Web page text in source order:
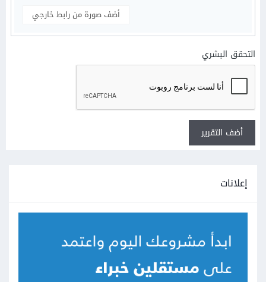
أضف صورة من رابط خارجي
التحقق البشري
أضف التقرير
إعلانات